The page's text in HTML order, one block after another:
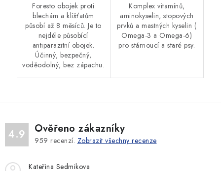
Foresto obojek proti
blechám a klíšťatům
působí až 8 měsíců. Je to
nejdéle působící
antiparazitní obojek.
Účinný, bezpečný,
voděodolný, bez zápachu.
Komplex vitamínů,
aminokyselin, stopových
prvků a mastných kyselin (
Omega-3 a Omega-6)
pro stárnoucí a staré psy.
4.9 Ověřeno zákazníky
959 recenzí. Zobrazit všechny recenze
Kateřina Sedmikova